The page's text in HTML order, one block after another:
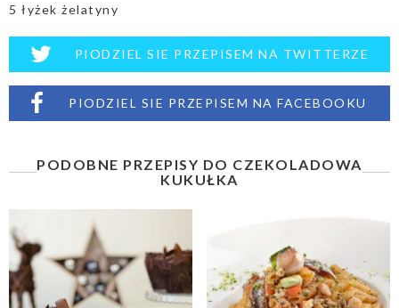
5 łyżek żelatyny
PIODZIEL SIE PRZEPISEM NA TWITTERZE
PIODZIEL SIE PRZEPISEM NA FACEBOOKU
PODOBNE PRZEPISY DO CZEKOLADOWA
KUKUŁKA